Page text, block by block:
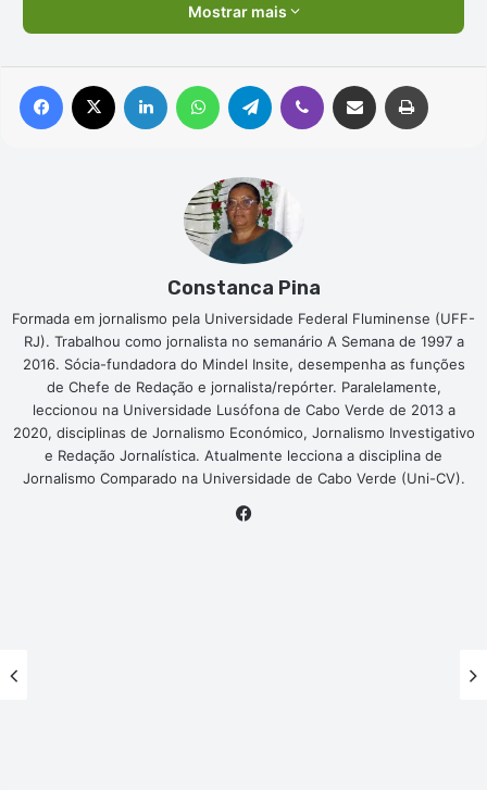
Mostrar mais
Facebook Linkedin WhatsAppTelegram Viber Compartilhar via e-mail
Constanca Pina
Formada em jornalismo pela Universidade Federal Fluminense (UFF-
RJ). Trabalhou como jornalista no semanário A Semana de 1997 a
2016. Sócia-fundadora do Mindel Insite, desempenha as funções
de Chefe de Redação e jornalista/repórter. Paralelamente,
leccionou na Universidade Lusófona de Cabo Verde de 2013 a
2020, disciplinas de Jornalismo Económico, Jornalismo Investigativo
e Redação Jornalística. Atualmente lecciona a disciplina de
Jornalismo Comparado na Universidade de Cabo Verde (Uni-CV).